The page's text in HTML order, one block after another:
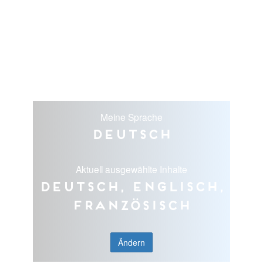
Meine Sprache
Deutsch
Aktuell ausgewählte Inhalte
Deutsch, Englisch,
Französisch
Ändern